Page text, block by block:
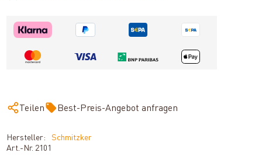
Teilen Best-Preis-Angebot anfragen
Hersteller:
Schmitzker
Art.-Nr. 2101